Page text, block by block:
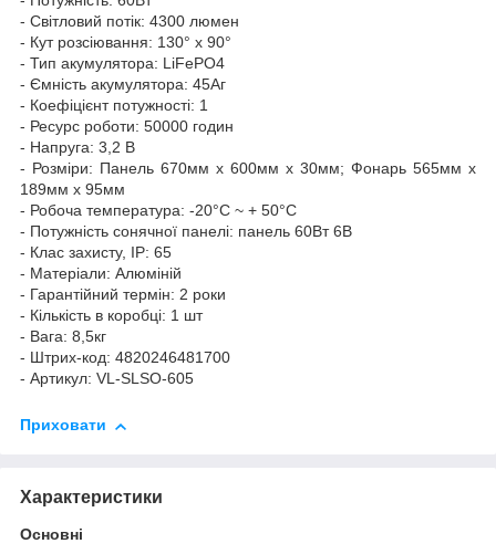
- Світловий потік: 4300 люмен
- Кут розсіювання: 130° x 90°
- Тип акумулятора: LiFePO4
- Ємність акумулятора: 45Аг
- Коефіцієнт потужності: 1
- Ресурс роботи: 50000 годин
- Напруга: 3,2 В
- Розміри: Панель 670мм x 600мм x 30мм; Фонарь 565мм х
189мм х 95мм
- Робоча температура: -20°C ~ + 50°С
- Потужність сонячної панелі: панель 60Вт 6В
- Клас захисту, IP: 65
- Матеріали: Алюміній
- Гарантійний термін: 2 роки
- Кількість в коробці: 1 шт
- Вага: 8,5кг
- Штрих-код: 4820246481700
- Артикул: VL-SLSO-605
Приховати
Характеристики
Основні